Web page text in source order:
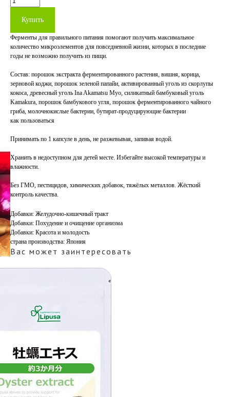
Купить
Ферменты для правильного питания помогают получить максимальное
количество микроэлементов для повседневной жизни, которых в последние
годы не возможно получить из пищи.
Состав: порошок экстракта ферментированного растения, вишня, корица,
зерновой коджи, порошок зеленой папайи, активированный уголь из скорлупы
кокоса, древесный уголь Ina Akamatsu Myo, силикатный бамбуковый уголь
Kamakura, порошок бамбукового угля, порошок ферментированного чайного
гриба, молочнокислые бактерии, бутират-продуцирующие бактерии
как пользоваться
Принимать по 1 капсуле в день, не разжевывая, запивая водой.
Хранить в недоступном для детей месте. Избегайте высокой температуры и
влажности.
Без ГМО, пестицидов, химических добавок, тяжёлых металлов. Жёсткий
контроль качества.
Добавки: Желудочно-кишечный тракт
Добавки: Похудение и очищение организма
Добавки: Красота и молодость
страна производства: Япония
Вас может заинтересовать